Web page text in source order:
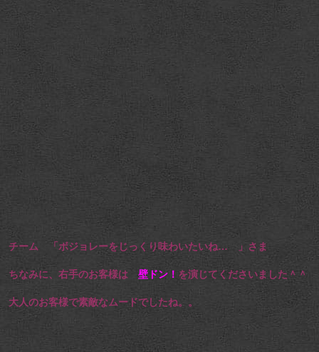
チーム 「ボジョレーをじっくり味わいたいね… 」さま
ちなみに、右手のお客様は 壁ドン！ を演じてくださいました＾＾
大人のお客様で素敵なムードでしたね。。